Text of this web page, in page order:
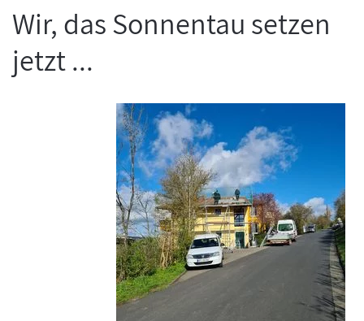
Wir, das Sonnentau setzen
jetzt ...